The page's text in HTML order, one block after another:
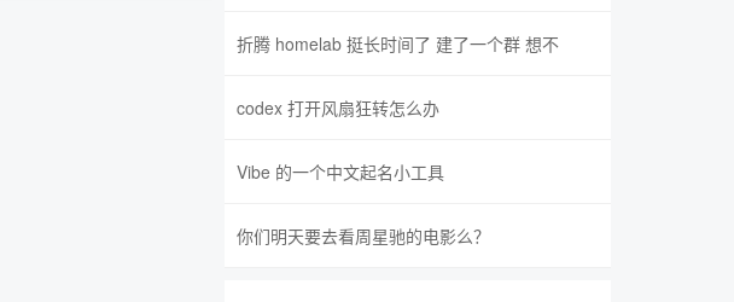
折腾 homelab 挺长时间了 建了一个群 想不
codex 打开风扇狂转怎么办
Vibe 的一个中文起名小工具
你们明天要去看周星驰的电影么？